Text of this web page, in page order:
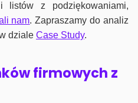
listów z podziękowaniami,
nam. Zapraszamy do analiz
dziale Case Study.
firmowych z